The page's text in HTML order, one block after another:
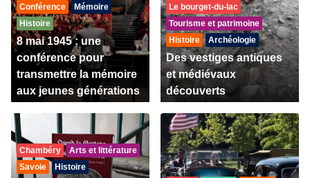
Conférence
Mémoire
Histoire
8 mai 1945 : une
conférence pour
transmettre la mémoire
aux jeunes générations
Le bourget-du-lac
Tourisme et patrimoine
Histoire
Archéologie
Des vestiges antiques
et médiévaux
découverts
Chambéry
Arts et littérature
Savoie
Histoire